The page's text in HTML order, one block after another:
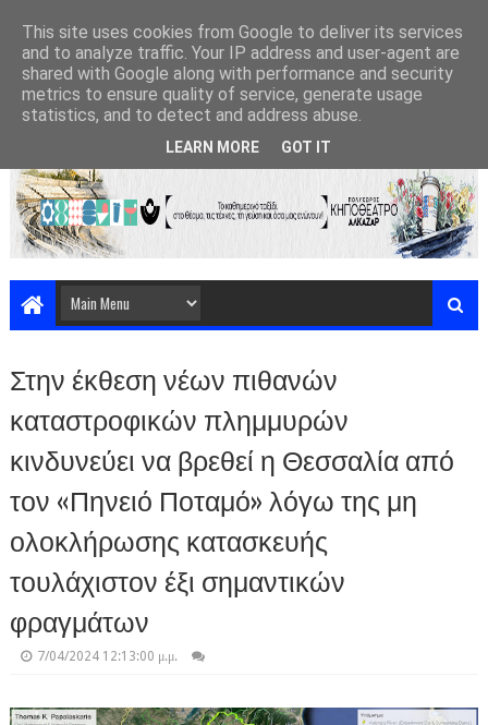
Στην έκθεση νέων πιθανών
καταστροφικών πλημμυρών
κινδυνεύει να βρεθεί η Θεσσαλία από
τον «Πηνειό Ποταμό» λόγω της μη
ολοκλήρωσης κατασκευής
τουλάχιστον έξι σημαντικών
φραγμάτων
7/04/2024 12:13:00 μ.μ.
This site uses cookies from Google to deliver its services
and to analyze traffic. Your IP address and user-agent are
shared with Google along with performance and security
metrics to ensure quality of service, generate usage
statistics, and to detect and address abuse.
LEARN MORE GOT IT